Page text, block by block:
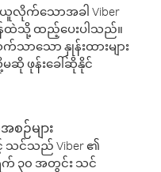
က်သောအခါ Viber
ထဲသို့ ထည့်ပေးပါသည်။
ာသော နှုန်းထားများ
ဆို ဖုန်းခေါ်ဆိုနိုင်
ဉ်များ
သင်သည် Viber ၏
က် ၃၀ အတွင်း သင်